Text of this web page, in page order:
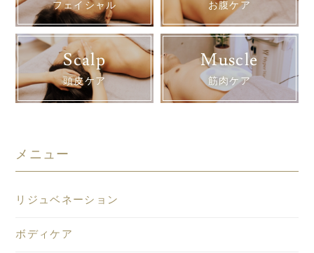
フェイシャル お腹ケア
Scalp
頭皮ケア
Muscle
筋肉ケア
メニュー
リジュベネーション
ボディケア